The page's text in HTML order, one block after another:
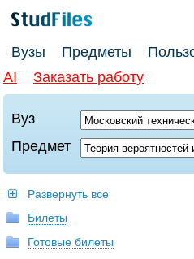
Вузы Предметы
AI
Заказать работу
Вуз
Предмет
Развернуть все
Билеты
Готовые билеты